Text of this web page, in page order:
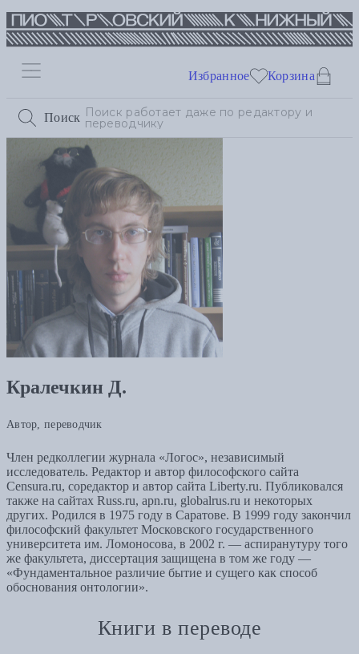
Поиск
Избранное Корзина
Кралечкин Д.
Автор, переводчик
Член редколлегии журнала «Логос», независимый
исследователь. Редактор и автор философского сайта
Censura.ru, соредактор и автор сайта Liberty.ru. Публиковался
также на сайтах Russ.ru, apn.ru, globalrus.ru и некоторых
других. Родился в 1975 году в Саратове. В 1999 году закончил
философский факультет Московского государственного
университета им. Ломоносова, в 2002 г. — аспиранутуру того
же факультета, диссертация защищена в том же году —
«Фундаментальное различие бытие и сущего как способ
обоснования онтологии».
Книги в переводе